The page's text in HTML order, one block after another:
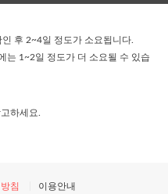
후 2~4일 정도가 소요됩니다.
는 1~2일 정도가 더 소요될 수 있습
하세요.
침 이용안내